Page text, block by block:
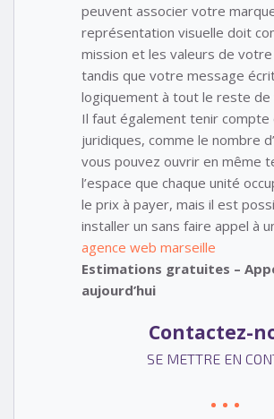
peuvent associer votre
représentation visuelle doit
mission et les valeurs de
tandis que votre message
logiquement à tout le reste de
Il faut également tenir compte
juridiques, comme le nombre
vous pouvez ouvrir en même
l’espace que chaque unité
le prix à payer, mais il est
installer un sans faire appel à
agence web marseille
Estimations gratuites –
aujourd’hui
Contactez-
SE METTRE EN